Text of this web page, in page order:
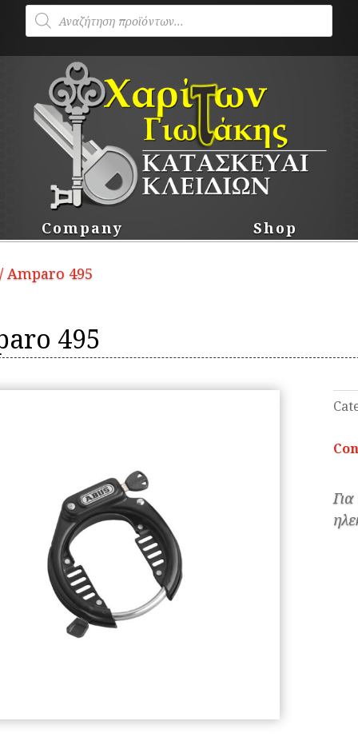
Products
search
Company Shop
Amparo 495
495